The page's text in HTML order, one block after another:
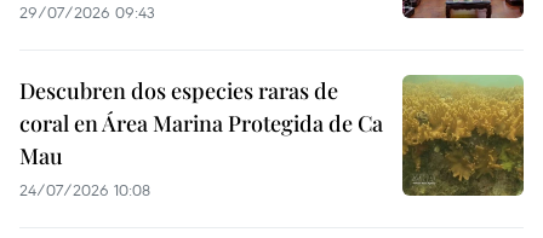
29/07/2026 09:43
Descubren dos especies raras de
coral en Área Marina Protegida de Ca
Mau
24/07/2026 10:08